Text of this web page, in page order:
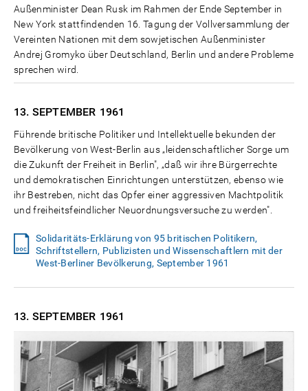
Außenminister Dean Rusk im Rahmen der Ende September in
New York stattfindenden 16. Tagung der Vollversammlung der
Vereinten Nationen mit dem sowjetischen Außenminister
Andrej Gromyko über Deutschland, Berlin und andere Probleme
sprechen wird.
13. SEPTEMBER 1961
Führende britische Politiker und Intellektuelle bekunden der
Bevölkerung von West-Berlin aus „leidenschaftlicher Sorge um
die Zukunft der Freiheit in Berlin", „daß wir ihre Bürgerrechte
und demokratischen Einrichtungen unterstützen, ebenso wie
ihr Bestreben, nicht das Opfer einer aggressiven Machtpolitik
und freiheitsfeindlicher Neuordnungsversuche zu werden".
Solidaritäts-Erklärung von 95 britischen Politikern,
Schriftstellern, Publizisten und Wissenschaftlern mit der
West-Berliner Bevölkerung, September 1961
13. SEPTEMBER 1961